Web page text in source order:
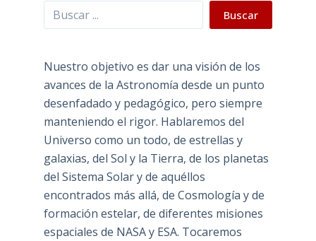
Buscar Buscar
Nuestro objetivo es dar una visión de los
avances de la Astronomía desde un punto
desenfadado y pedagógico, pero siempre
manteniendo el rigor. Hablaremos del
Universo como un todo, de estrellas y
galaxias, del Sol y la Tierra, de los planetas
del Sistema Solar y de aquéllos
encontrados más allá, de Cosmología y de
formación estelar, de diferentes misiones
espaciales de NASA y ESA. Tocaremos